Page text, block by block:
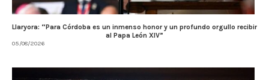
Llaryora: “Para Córdoba es un inmenso honor y un profundo orgullo recibir
al Papa León XIV”
05/08/2026